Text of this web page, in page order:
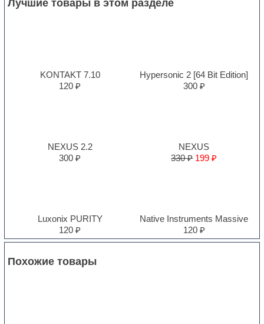
Лучшие товары в этом разделе
KONTAKT 7.10
120 ₽
Hypersonic 2 [64 Bit Edition]
300 ₽
NEXUS 2.2
300 ₽
NEXUS
330 ₽ 199 ₽
Luxonix PURITY
120 ₽
Native Instruments Massive
120 ₽
Похожие товары